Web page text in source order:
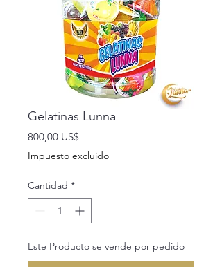
Gelatinas Lunna
800,00 US$
Impuesto excluido
Cantidad *
Este Producto se vende por pedido